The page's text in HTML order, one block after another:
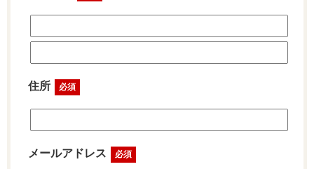
住所 必須
メールアドレス 必須